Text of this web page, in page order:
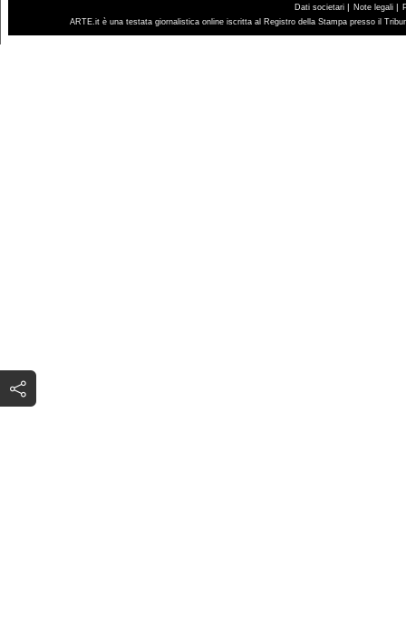
Dati societari | Note legali |
ARTE.it è una testata giornalistica online iscritta al Registro della Stampa presso il